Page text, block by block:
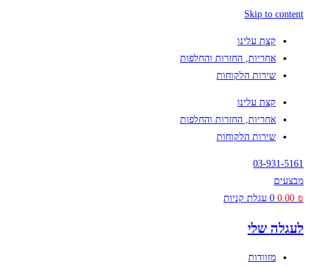
Skip to content
קצת עלינו
אחריות, החזרות והחלפות
שירות הלקוחות
קצת עלינו
אחריות, החזרות והחלפות
שירות הלקוחות
03-931-5161
מבצעים
0.00 ₪
0 עגלת קניות
לעגלה שלי
מזוודות